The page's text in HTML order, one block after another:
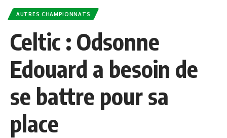
AUTRES CHAMPIONNATS
Celtic : Odsonne
Edouard a besoin de
se battre pour sa
place